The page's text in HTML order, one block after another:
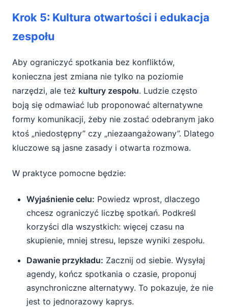
Krok 5: Kultura otwartości i edukacja
zespołu
Aby ograniczyć spotkania bez konfliktów,
konieczna jest zmiana nie tylko na poziomie
narzędzi, ale też kultury zespołu. Ludzie często
boją się odmawiać lub proponować alternatywne
formy komunikacji, żeby nie zostać odebranym jako
ktoś „niedostępny” czy „niezaangażowany”. Dlatego
kluczowe są jasne zasady i otwarta rozmowa.
W praktyce pomocne będzie:
Wyjaśnienie celu: Powiedz wprost, dlaczego
chcesz ograniczyć liczbę spotkań. Podkreśl
korzyści dla wszystkich: więcej czasu na
skupienie, mniej stresu, lepsze wyniki zespołu.
Dawanie przykładu: Zacznij od siebie. Wysyłaj
agendy, kończ spotkania o czasie, proponuj
asynchroniczne alternatywy. To pokazuje, że nie
jest to jednorazowy kaprys.